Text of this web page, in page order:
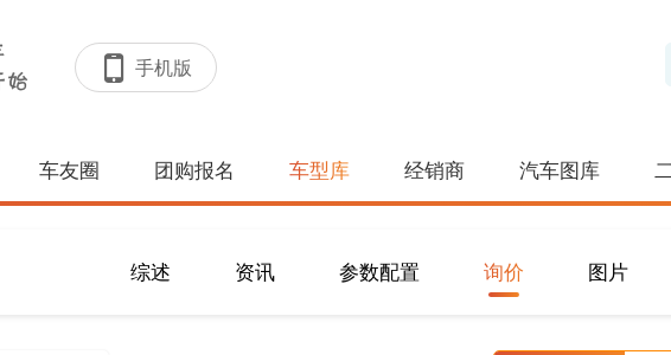
手机版
车友圈 团购报名 车型库 经销商 汽车图库
综述 资讯 参数配置 询价 图片